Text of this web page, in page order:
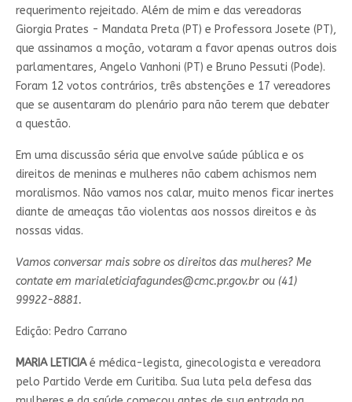
requerimento rejeitado. Além de mim e das vereadoras
Giorgia Prates - Mandata Preta (PT) e Professora Josete (PT),
que assinamos a moção, votaram a favor apenas outros dois
parlamentares, Angelo Vanhoni (PT) e Bruno Pessuti (Pode).
Foram 12 votos contrários, três abstenções e 17 vereadores
que se ausentaram do plenário para não terem que debater
a questão.
Em uma discussão séria que envolve saúde pública e os
direitos de meninas e mulheres não cabem achismos nem
moralismos. Não vamos nos calar, muito menos ficar inertes
diante de ameaças tão violentas aos nossos direitos e às
nossas vidas.
Vamos conversar mais sobre os direitos das mulheres? Me
contate em marialeticiafagundes@cmc.pr.gov.brou (41)
99922-8881.
Edição: Pedro Carrano
MARIA LETICIAé médica-legista, ginecologista e vereadora
pelo Partido Verde em Curitiba. Sua luta pela defesa das